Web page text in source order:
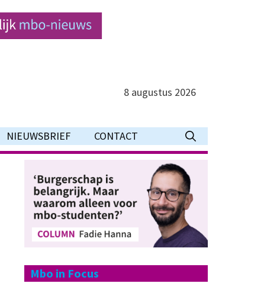
8 augustus 2026
NIEUWSBRIEF CONTACT
Mbo in Focus